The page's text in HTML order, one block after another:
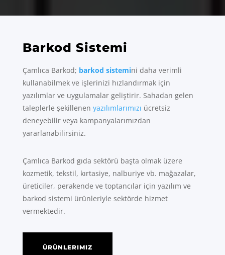
Barkod Sistemi
Çamlıca Barkod; barkod sistemini daha verimli
kullanabilmek ve işlerinizi hızlandırmak için
yazılımlar ve uygulamalar geliştirir. Sahadan gelen
taleplerle şekillenen yazılımlarımızı ücretsiz
deneyebilir veya kampanyalarımızdan
yararlanabilirsiniz.
Çamlıca Barkod gıda sektörü başta olmak üzere
kozmetik, tekstil, kırtasiye, nalburiye vb. mağazalar,
üreticiler, perakende ve toptancılar için yazılım ve
barkod sistemi ürünleriyle sektörde hizmet
vermektedir.
ÜRÜNLERIMIZ